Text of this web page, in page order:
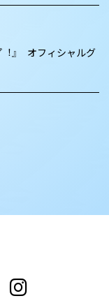
︕』 オフィシャルグ